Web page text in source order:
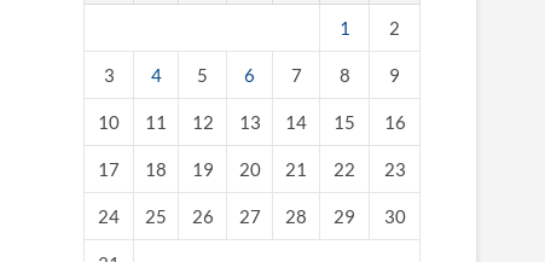
1 2
3 4 5 6 7 8 9
10 11 12 13 14 15 16
17 18 19 20 21 22 23
24 25 26 27 28 29 30